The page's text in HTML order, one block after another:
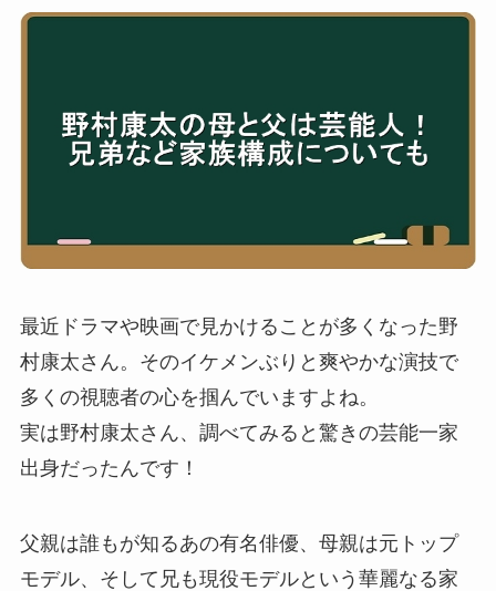
最近ドラマや映画で見かけることが多くなった野
村康太さん。そのイケメンぶりと爽やかな演技で
多くの視聴者の心を掴んでいますよね。
実は野村康太さん、調べてみると驚きの芸能一家
出身だったんです！
父親は誰もが知るあの有名俳優、母親は元トップ
モデル、そして兄も現役モデルという華麗なる家